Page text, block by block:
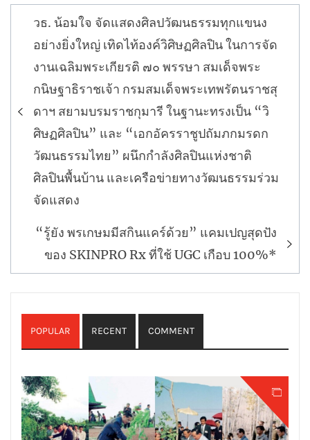
แนะแนว
เรื่อง
วธ. น้อมใจ จัดแสดงศิลปวัฒนธรรมทุกแขนง
อย่างยิ่งใหญ่ เทิดไท้องค์วิศิษฏศิลปิน ในการจัด
งานเฉลิมพระเกียรติ ๗๐ พรรษา สมเด็จพระ
กนิษฐาธิราชเจ้า กรมสมเด็จพระเทพรัตนราชสุ
ดาฯ สยามบรมราชกุมารี ในฐานะทรงเป็น “วิ
ศิษฏศิลปิน” และ “เอกอัครราชูปถัมภกมรดก
วัฒนธรรมไทย” ผนึกกำลังศิลปินแห่งชาติ
ศิลปินพื้นบ้าน และเครือข่ายทางวัฒนธรรมร่วม
จัดแสดง
“รู้ยัง พรเกษมมีสกินแคร์ด้วย” แคมเปญสุดปัง
ของ SKINPRO Rx ที่ใช้ UGC เกือบ 100%*
POPULAR RECENT COMMENT